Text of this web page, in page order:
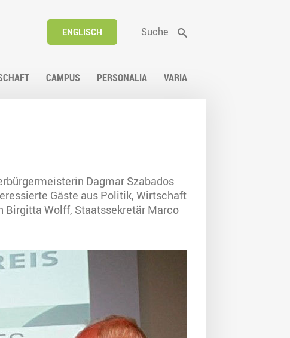
ENGLISCH Suche
CAMPUS PERSONALIA VARIA
Dagmar Szabados
Gäste aus Politik, Wirtschaft
Birgitta Wolff, Staatssekretär Marco